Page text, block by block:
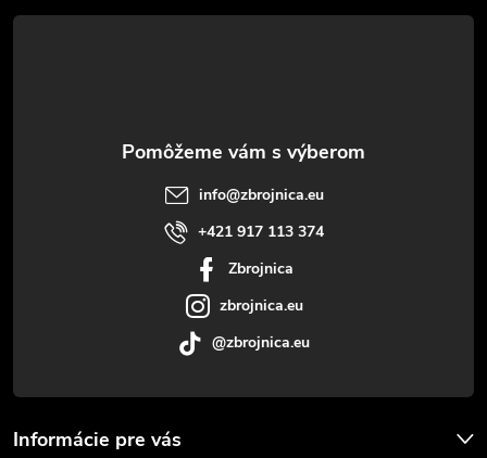
p
i
a
á
Informácie pre vás
info@zbrojnica.eu
+421 917 113 374
Zbrojnica
zbrojnica.eu
@zbrojnica.eu